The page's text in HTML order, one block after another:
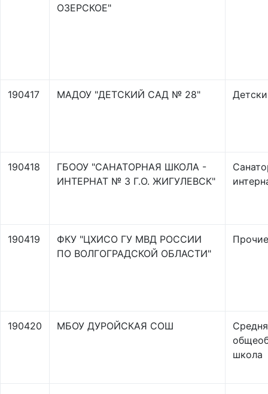
ОЗЕРСКОЕ"
190417 МАДОУ "ДЕТСКИЙ САД № 28"
190418
ГБООУ "САНАТОРНАЯ ШКОЛА -
ИНТЕРНАТ № 3 Г.О. ЖИГУЛЕВСК"
190419
ФКУ "ЦХИСО ГУ МВД РОССИИ
ПО ВОЛГОГРАДСКОЙ ОБЛАСТИ"
Прочие
190420 МБОУ ДУРОЙСКАЯ СОШ
школа